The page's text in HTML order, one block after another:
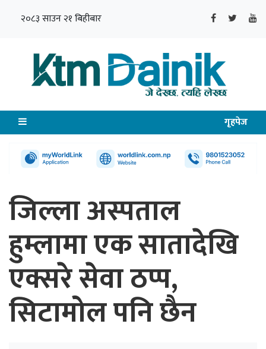
२०८३ साउन २१ बिहीबार
गृहपेज
जिल्ला अस्पताल
हुम्लामा एक सातादेखि
एक्सरे सेवा ठप्प,
सिटामोल पनि छैन